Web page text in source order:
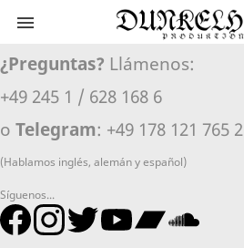

¿Preguntas? Llámenos:
+49 245 1 / 628 168 6
o Telegram: +49 178 121 765 2
(Hablamos inglés, alemán y español)
Síguenos...